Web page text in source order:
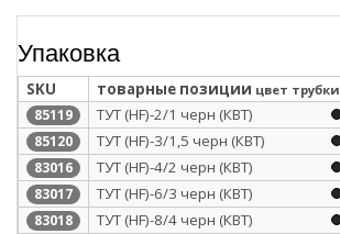
Упаковка
SKU товарные позиции цвет трубки
85119 ТУТ (HF)-2/1 черн (КВТ)
85120 ТУТ (HF)-3/1,5 черн (КВТ)
83016 ТУТ (HF)-4/2 черн (КВТ)
83017 ТУТ (HF)-6/3 черн (КВТ)
83018 ТУТ (HF)-8/4 черн (КВТ)